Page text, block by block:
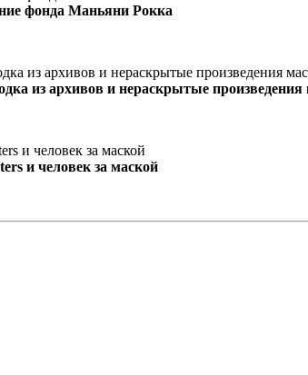
фонда Маньяни Рокка
из архивов и нераскрытые произведения
и человек за маской